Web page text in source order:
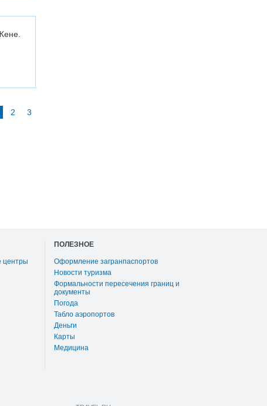
2 3
центры
ПОЛЕЗНОЕ
Оформление загранпаспортов
Новости туризма
Формальности пересечения границ и
документы
Погода
Табло аэропортов
Деньги
Карты
Медицина